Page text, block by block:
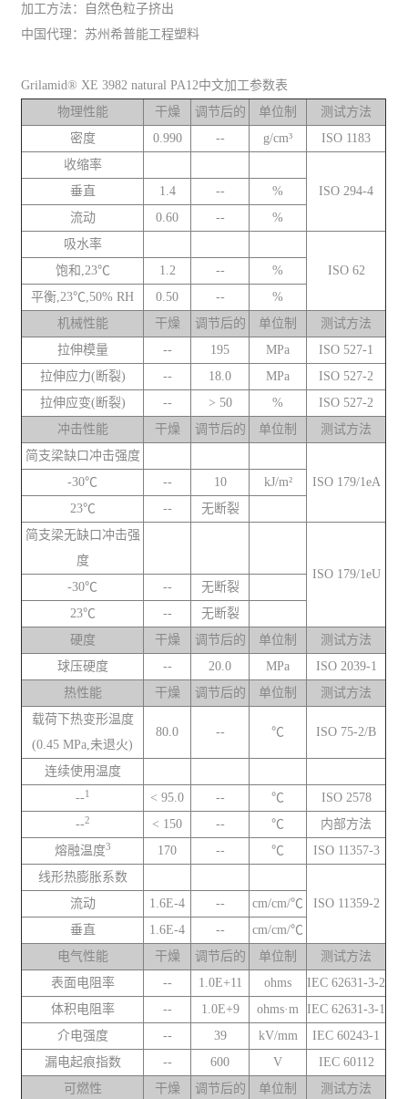
加工方法：自然色粒子挤出
中国代理：苏州希普能工程塑料
Grilamid® XE 3982 natural PA12中文加工参数表
物理性能
干燥 调节后的 单位制
测试方法
密度
0.990 -- g/cm³
ISO 1183
收缩率
ISO 294-4
垂直 1.4 --
%
流动
0.60 --
%
吸水率
ISO 62
饱和,23℃ 1.2 --
%
平衡,23℃,50% RH
0.50 --
%
机械性能
干燥 调节后的 单位制
测试方法
拉伸模量
-- 195 MPa
ISO 527-1
拉伸应力(断裂)
-- 18.0 MPa
ISO 527-2
拉伸应变(断裂)
-- > 50 %
ISO 527-2
冲击性能
干燥 调节后的 单位制
测试方法
简支梁缺口冲击强度
ISO 179/1eA
-30℃ -- 10
kJ/m²
23℃
--
无断裂
简支梁无缺口冲击强
度
ISO 179/1eU
-30℃
--
无断裂
23℃
--
无断裂
硬度
干燥 调节后的 单位制
测试方法
球压硬度
-- 20.0 MPa
ISO 2039-1
热性能
干燥 调节后的 单位制
测试方法
载荷下热变形温度
(0.45 MPa,未退火)
80.0 -- ℃ ISO 75-2/B
连续使用温度
--1 < 95.0 -- ℃
ISO 2578
--2 < 150 -- ℃
内部方法
熔融温度3 170 -- ℃
ISO 11357-3
线形热膨胀系数
ISO 11359-2
流动 1.6E-4 --
cm/cm/℃
垂直
1.6E-4 --
cm/cm/℃
电气性能
干燥 调节后的 单位制
测试方法
表面电阻率
-- 1.0E+11 ohms
IEC 62631-3-2
体积电阻率
-- 1.0E+9 ohms·m
IEC 62631-3-1
介电强度
-- 39 kV/mm
IEC 60243-1
漏电起痕指数
-- 600 V
IEC 60112
可燃性
干燥 调节后的 单位制 测试方法